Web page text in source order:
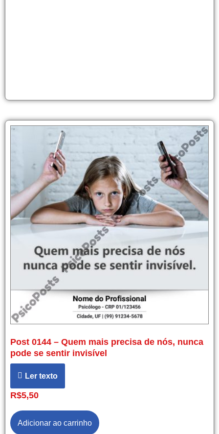
Post 0144 – Quem mais precisa de nós, nunca
pode se sentir invisível
Ler texto
R$5,50
Adicionar ao carrinho